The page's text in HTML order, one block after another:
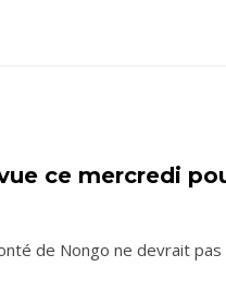
ce mercredi
de Nongo ne devrait